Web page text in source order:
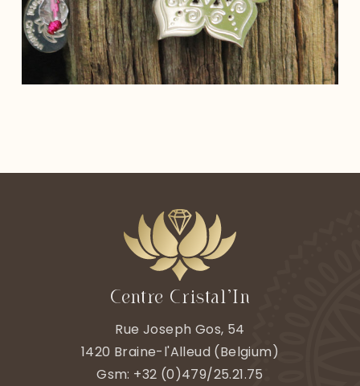
Centre Cristal’In
Rue Joseph Gos, 54
1420 Braine-l'Alleud (Belgium)
Gsm: +32 (0)479/25.21.75